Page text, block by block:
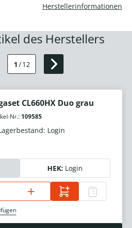
Herstellerinformationen
des Herstellers
1 /12
CL660HX Duo grau
Nr.: 109585
Login
HEK: Login